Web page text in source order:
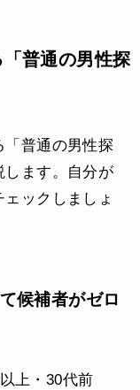
普通の男性探
普通の男性探
します。自分が
ックしましょ
候補者がゼロ
上・30代前